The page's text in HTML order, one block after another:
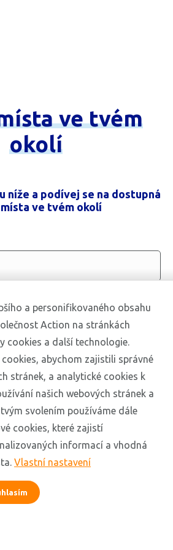
a personifikovaného obsahu
Action na stránkách
cookies a další technologie.
abychom zajistili správné
stránek, a analytické cookies k
našich webových stránek a
svolením používáme dále
cookies, které zajistí
informací a vhodná
Vlastní nastavení
ve tvém
okolí
níže a podívej se na dostupná
ve tvém okolí